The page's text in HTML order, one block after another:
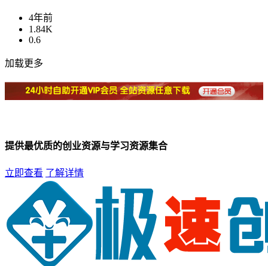
4年前
1.84K
0.6
加载更多
提供最优质的创业资源与学习资源集合
立即查看 了解详情